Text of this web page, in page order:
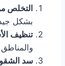
التخلص
بشكل
تنظيف
سد